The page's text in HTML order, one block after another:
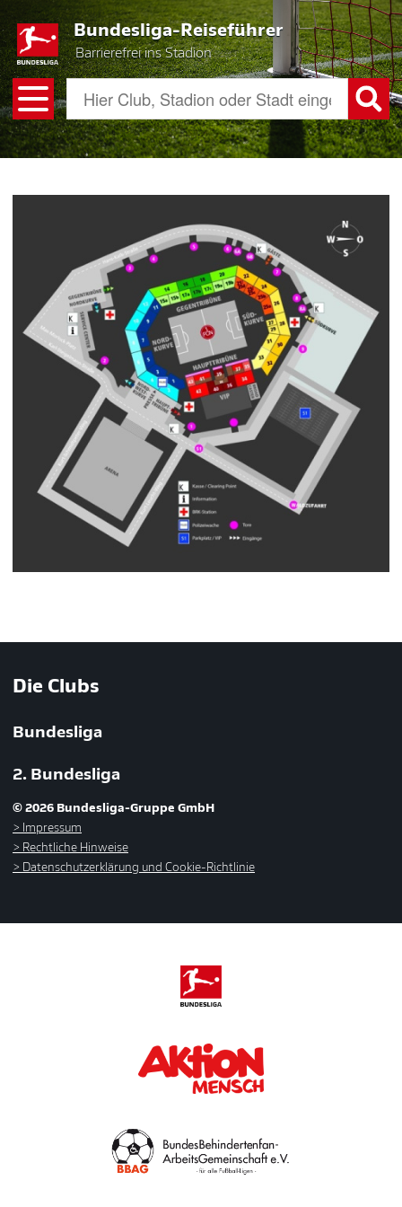
to
main
content
Bundesliga-Reiseführer
Barrierefrei ins Stadion
Die Clubs
Bundesliga
2. Bundesliga
© 2026 Bundesliga-Gruppe GmbH
Impressum
Rechtliche Hinweise
Datenschutzerklärung und Cookie-Richtlinie